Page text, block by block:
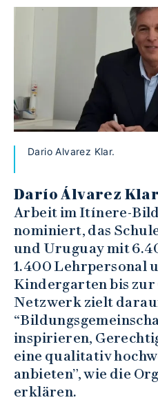
Dario Alvarez Klar.
Darío Álvarez Klar
Arbeit im Itínere-
nominiert, das
und Uruguay mit
1.400 Lehrpersonal
Kindergarten bis zur
Netzwerk zielt
inspirieren,
eine qualitativ
anbieten”, wie die
erklären.